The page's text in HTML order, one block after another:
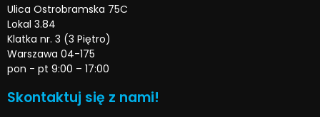
Ulica Ostrobramska 75C
Lokal 3.84
Klatka nr. 3 (3 Piętro)
Warszawa 04-175
pon - pt 9:00 – 17:00
Skontaktuj się z nami!